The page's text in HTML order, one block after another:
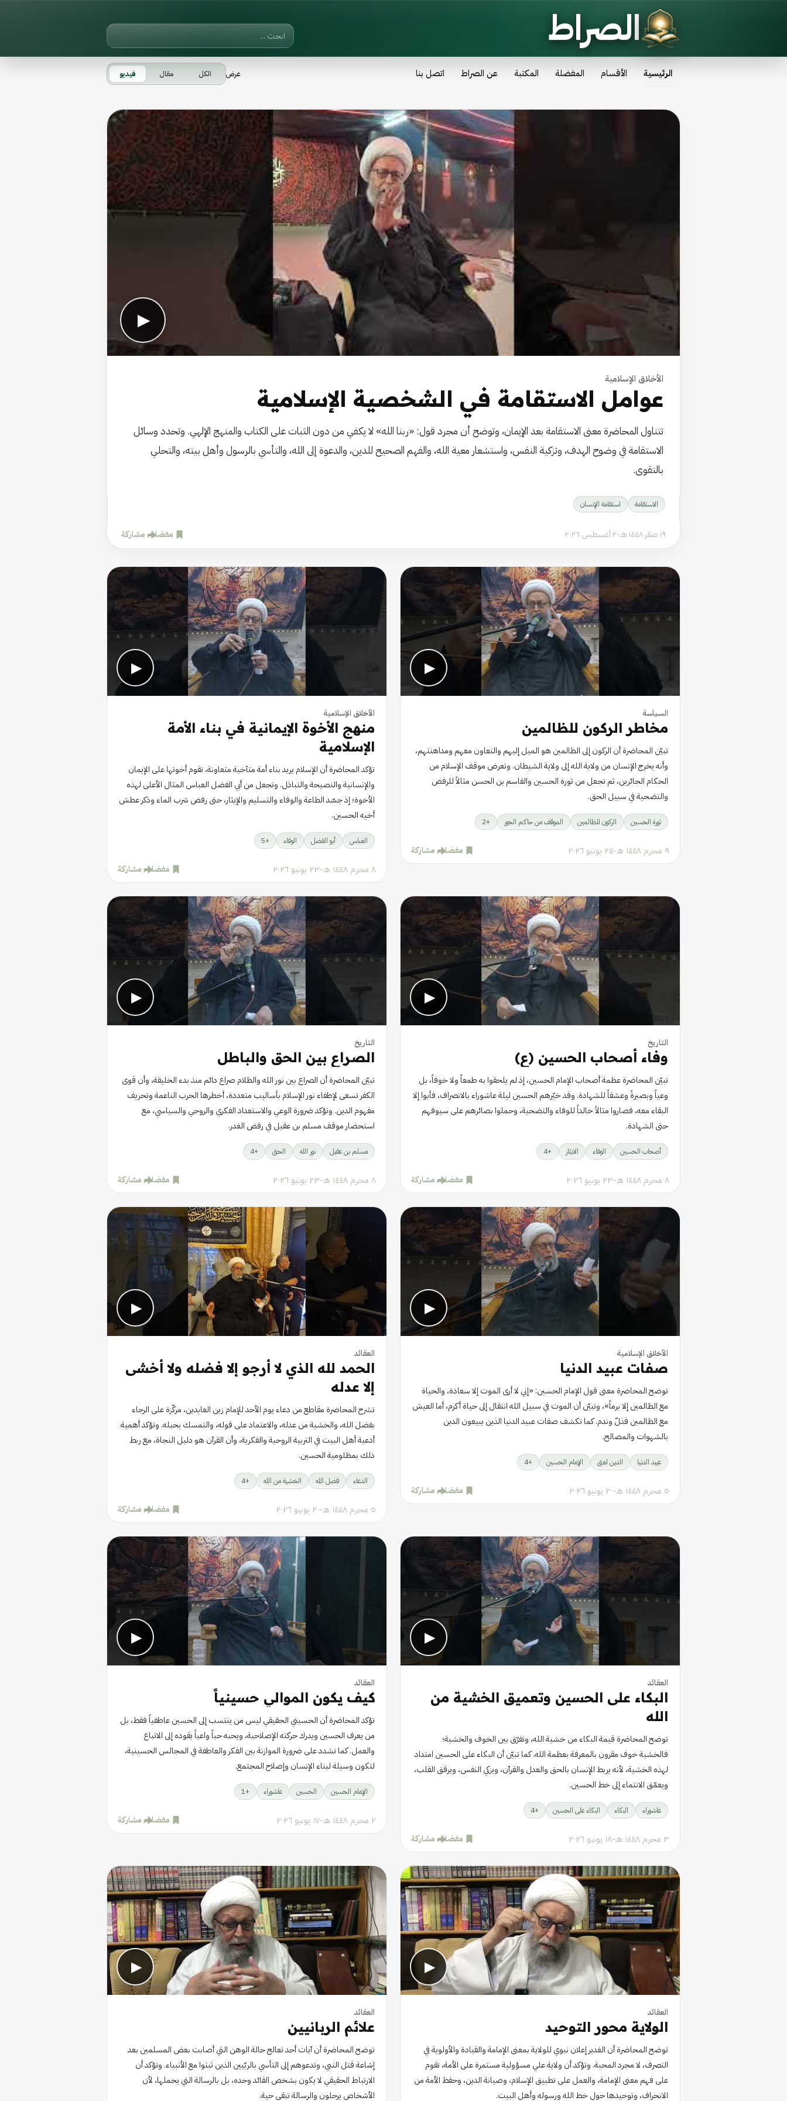
الصراط
الرئيسية الأقسام المفضلة المكتبة عن الصراط اتصل بنا عرض الكل مقال فيديو
▶
الأخلاق الإسلامية
عوامل الاستقامة في الشخصية الإسلامية
تتناول المحاضرة معنى الاستقامة بعد الإيمان، وتوضح أن مجرد قول: «ربنا الله» لا يكفي من دون الثبات على الكتاب والمنهج الإلهي. وتحدد وسائل
الاستقامة في وضوح الهدف، وتزكية النفس، واستشعار معية الله، والفهم الصحيح للدين، والدعوة إلى الله، والتأسي بالرسول وأهل بيته، والتحلي
بالتقوى.
الاستقامة استقامة الإنسان
١٩ صفر ١٤٤٨ هـ -٢ أغسطس ٢٠٢٦ مفضلة مشاركة
▶
السياسة
مخاطر الركون للظالمين
تبيّن المحاضرة أن الركون إلى الظالمين هو الميل إليهم والتعاون معهم ومداهنتهم،
وأنه يخرج الإنسان من ولاية الله إلى ولاية الشيطان. وتعرض موقف الإسلام من
الحكام الجائرين، ثم تجعل من ثورة الحسين والقاسم بن الحسن مثالاً للرفض
والتضحية في سبيل الحق.
ثورة الحسين الركون للظالمين الموقف من حاكم الجور +
2
٩ محرم ١٤٤٨ هـ -٢٤ يونيو ٢٠٢٦ مفضلة مشاركة
▶
الأخلاق الإسلامية
منهج الأخوة الإيمانية في بناء الأمة
الإسلامية
تؤكد المحاضرة أن الإسلام يريد بناء أمة متآخية متعاونة، تقوم أخوتها على الإيمان
والإنسانية والنصيحة والتباذل. وتجعل من أبي الفضل العباس المثال الأعلى لهذه
الأخوة؛ إذ جسّد الطاعة والوفاء والتسليم والإيثار، حتى رفض شرب الماء وذكر عطش
أخيه الحسين.
العباس أبو الفضل الوفاء +
5
٨ محرم ١٤٤٨ هـ -٢٣ يونيو ٢٠٢٦ مفضلة مشاركة
▶
التاريخ
وفاء أصحاب الحسين (ع)
تبيّن المحاضرة عظمة أصحاب الإمام الحسين، إذ لم يلحقوا به طمعاً ولا خوفاً، بل
وعياً وبصيرةً وعشقاً للشهادة. وقد خيّرهم الحسين ليلة عاشوراء بالانصراف، فأبوا إلا
البقاء معه، فصاروا مثالاً خالداً للوفاء والتضحية، وحملوا بصائرهم على سيوفهم
حتى الشهادة.
أصحاب الحسين الوفاء الايثار +
4
٨ محرم ١٤٤٨ هـ -٢٣ يونيو ٢٠٢٦ مفضلة مشاركة
▶
التاريخ
الصراع بين الحق والباطل
تبيّن المحاضرة أن الصراع بين نور الله والظلام صراع دائم منذ بدء الخليقة، وأن قوى
الكفر تسعى لإطفاء نور الإسلام بأساليب متعددة، أخطرها الحرب الناعمة وتحريف
مفهوم الدين. وتؤكد ضرورة الوعي والاستعداد الفكري والروحي والسياسي، مع
استحضار موقف مسلم بن عقيل في رفض الغدر.
مسلم بن عقيل نور الله الحق +
4
٨ محرم ١٤٤٨ هـ -٢٣ يونيو ٢٠٢٦ مفضلة مشاركة
▶
الأخلاق الإسلامية
صفات عبيد الدنيا
توضح المحاضرة معنى قول الإمام الحسين: «إني لا أرى الموت إلا سعادة، والحياة
مع الظالمين إلا برماً»، وتبيّن أن الموت في سبيل الله انتقال إلى حياة أكرم، أما العيش
مع الظالمين فذلّ وندم. كما تكشف صفات عبيد الدنيا الذين يبيعون الدين
بالشهوات والمصالح.
عبيد الدنيا الدين لعق الإمام الحسين +
4
٥ محرم ١٤٤٨ هـ -٢٠ يونيو ٢٠٢٦ مفضلة مشاركة
▶
العقائد
الحمد لله الذي لا أرجو إلا فضله ولا أخشى
إلا عدله
تشرح المحاضرة مقاطع من دعاء يوم الأحد للإمام زين العابدين، مركّزة على الرجاء
بفضل الله، والخشية من عدله، والاعتماد على قوله، والتمسك بحبله. وتؤكد أهمية
أدعية أهل البيت في التربية الروحية والفكرية، وأن القرآن هو دليل النجاة، مع ربط
ذلك بمظلومية الحسين.
الدعاء فضل الله الخشية من الله +
4
٥ محرم ١٤٤٨ هـ -٢٠ يونيو ٢٠٢٦ مفضلة مشاركة
▶
العقائد
البكاء على الحسين وتعميق الخشية من
الله
توضح المحاضرة قيمة البكاء من خشية الله، وتفرّق بين الخوف والخشية؛
فالخشية خوف مقرون بالمعرفة بعظمة الله. كما تبيّن أن البكاء على الحسين امتداد
لهذه الخشية، لأنه يربط الإنسان بالحق والعدل والقرآن، ويزكي النفس، ويرقق القلب،
ويعمّق الانتماء إلى خط الحسين.
عاشوراء البكاء البكاء على الحسين +
4
٣ محرم ١٤٤٨ هـ -١٨ يونيو ٢٠٢٦ مفضلة مشاركة
▶
العقائد
كيف يكون الموالي حسينياً
تؤكد المحاضرة أن الحسيني الحقيقي ليس من ينتسب إلى الحسين عاطفياً فقط، بل
من يعرف الحسين ويدرك حركته الإصلاحية، ويحبه حباً واعياً يقوده إلى الاتباع
والعمل. كما تشدد على ضرورة الموازنة بين الفكر والعاطفة في المجالس الحسينية،
لتكون وسيلة لبناء الإنسان وإصلاح المجتمع.
الإمام الحسين الحسين عاشوراء +
1
٢ محرم ١٤٤٨ هـ -١٧ يونيو ٢٠٢٦ مفضلة مشاركة
▶
العقائد
الولاية محور التوحيد
توضح المحاضرة أن الغدير إعلان نبوي للولاية بمعنى الإمامة والقيادة والأولوية في
التصرف، لا مجرد المحبة. وتؤكد أن ولاية علي مسؤولية مستمرة على الأمة، تقوم
على فهم معنى الإمامة، والعمل على تطبيق الإسلام، وصيانة الدين، وحفظ الأمة من
الانحراف، وتوحيدها حول خط الله ورسوله وأهل البيت.
▶
العقائد
علائم الربانيين
توضح المحاضرة أن آيات أحد تعالج حالة الوهن التي أصابت بعض المسلمين بعد
إشاعة قتل النبي، وتدعوهم إلى التأسي بالربّيين الذين ثبتوا مع الأنبياء. وتؤكد أن
الارتباط الحقيقي لا يكون بشخص القائد وحده، بل بالرسالة التي يحملها، لأن
الأشخاص يرحلون والرسالة تبقى حية.